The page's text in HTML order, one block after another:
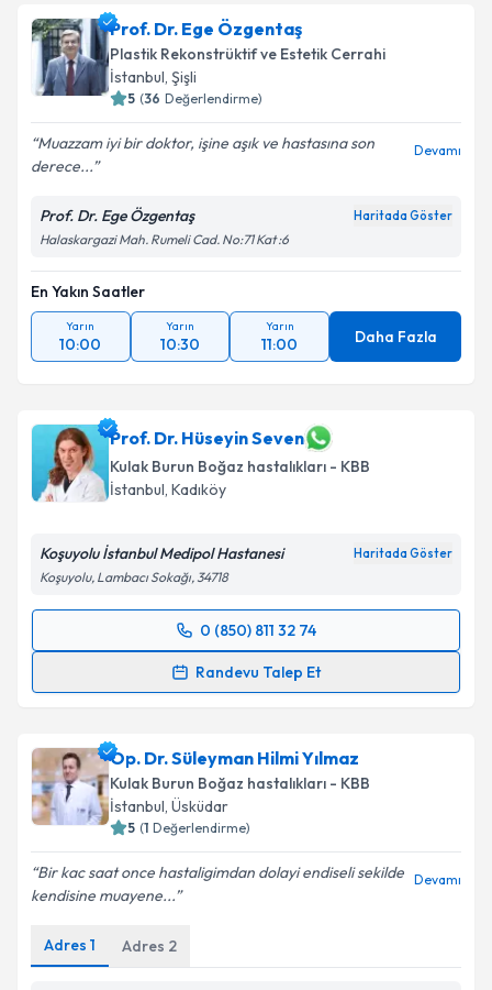
Prof. Dr. Ege Özgentaş
Plastik Rekonstrüktif ve Estetik Cerrahi
İstanbul, Şişli
5 (36 Değerlendirme)
Muazzam iyi bir doktor, işine aşık ve hastasına son
derece...
Devamı
Prof. Dr. Ege Özgentaş Haritada Göster
Halaskargazi Mah. Rumeli Cad. No:71 Kat :6
En Yakın Saatler
Yarın
10:00
Yarın
10:30
Yarın
11:00 Daha Fazla
Prof. Dr. Hüseyin Seven
Kulak Burun Boğaz hastalıkları - KBB
İstanbul, Kadıköy
Koşuyolu İstanbul Medipol Hastanesi Haritada Göster
Koşuyolu, Lambacı Sokağı, 34718
0 (850) 811 32 74
Randevu Talep Et
Randevu Takvimi Talebi
takvim hazırlandığında e-posta ile bilgilendireceğiz.
E-posta Adresiniz
Kişisel verilerimin işlenmesine ilişkin
kapsamda işlenmesini kabul ediyorum.
Op. Dr. Süleyman Hilmi Yılmaz
Kulak Burun Boğaz hastalıkları - KBB
İstanbul, Üsküdar
5 (1 Değerlendirme)
Bir kac saat once hastaligimdan dolayi endiseli sekilde
kendisine muayene...
Devamı
Adres 1 Adres 2